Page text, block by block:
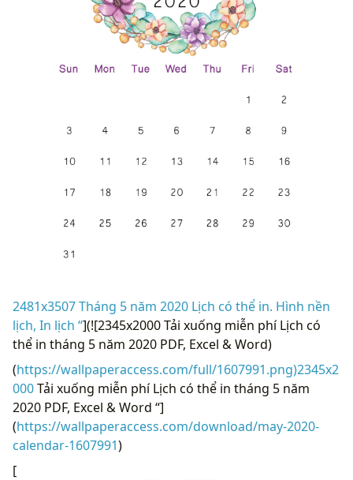
2481x3507 Tháng 5 năm 2020 Lịch có thể in. Hình nền
lịch, In lịch “](![2345x2000 Tải xuống miễn phí Lịch có
thể in tháng 5 năm 2020 PDF, Excel & Word)
(https://wallpaperaccess.com/full/1607991.png)2345x2
000Tải xuống miễn phí Lịch có thể in tháng 5 năm
2020 PDF, Excel & Word “]
(https://wallpaperaccess.com/download/may-2020-
calendar-1607991)
[